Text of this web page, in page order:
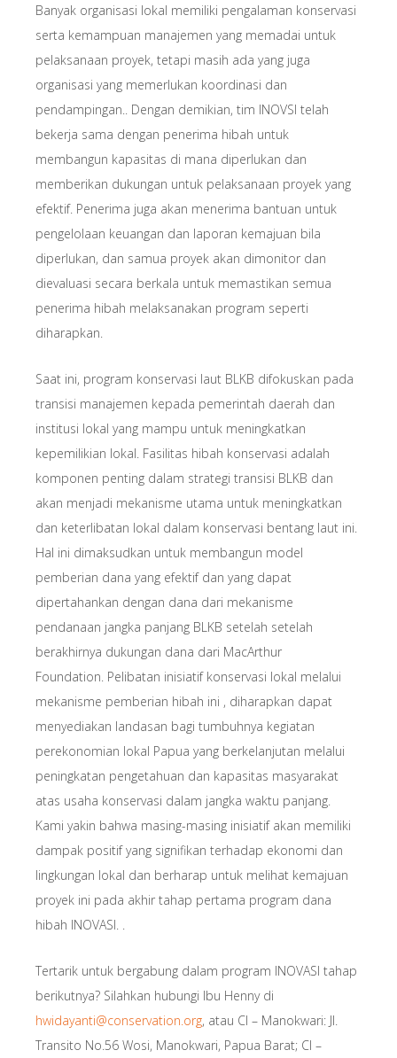
Banyak organisasi lokal memiliki pengalaman konservasi
serta kemampuan manajemen yang memadai untuk
pelaksanaan proyek, tetapi masih ada yang juga
organisasi yang memerlukan koordinasi dan
pendampingan.. Dengan demikian, tim INOVSI telah
bekerja sama dengan penerima hibah untuk
membangun kapasitas di mana diperlukan dan
memberikan dukungan untuk pelaksanaan proyek yang
efektif. Penerima juga akan menerima bantuan untuk
pengelolaan keuangan dan laporan kemajuan bila
diperlukan, dan samua proyek akan dimonitor dan
dievaluasi secara berkala untuk memastikan semua
penerima hibah melaksanakan program seperti
diharapkan.
Saat ini, program konservasi laut BLKB difokuskan pada
transisi manajemen kepada pemerintah daerah dan
institusi lokal yang mampu untuk meningkatkan
kepemilikian lokal. Fasilitas hibah konservasi adalah
komponen penting dalam strategi transisi BLKB dan
akan menjadi mekanisme utama untuk meningkatkan
dan keterlibatan lokal dalam konservasi bentang laut ini.
Hal ini dimaksudkan untuk membangun model
pemberian dana yang efektif dan yang dapat
dipertahankan dengan dana dari mekanisme
pendanaan jangka panjang BLKB setelah setelah
berakhirnya dukungan dana dari MacArthur
Foundation. Pelibatan inisiatif konservasi lokal melalui
mekanisme pemberian hibah ini , diharapkan dapat
menyediakan landasan bagi tumbuhnya kegiatan
perekonomian lokal Papua yang berkelanjutan melalui
peningkatan pengetahuan dan kapasitas masyarakat
atas usaha konservasi dalam jangka waktu panjang.
Kami yakin bahwa masing-masing inisiatif akan memiliki
dampak positif yang signifikan terhadap ekonomi dan
lingkungan lokal dan berharap untuk melihat kemajuan
proyek ini pada akhir tahap pertama program dana
hibah INOVASI. .
Tertarik untuk bergabung dalam program INOVASI tahap
berikutnya? Silahkan hubungi Ibu Henny di
hwidayanti@conservation.org, atau CI – Manokwari: Jl.
Transito No.56 Wosi, Manokwari, Papua Barat; CI –